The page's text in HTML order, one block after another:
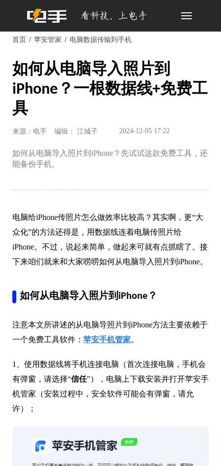
Toggle
首页 苹安管家 电脑数据传输到手机
如何从电脑导入照片到
iPhone？一根数据线+免费工
具
来源：电手 编辑： 江城子 2024-12-05 17:22
如何从电脑导入照片到iPhone？先试试这款免费工具，还
能备份手机。
电脑给iPhone传照片怎么做效率比较高？其实啊，更“大
众化”的方法还得是，用数据线连着电脑传照片给
iPhone。不过，说起来简单，做起来可就有点抓瞎了。接
下来咱们就来和大家唠唠如何从电脑导入照片到iPhone。
如何从电脑导入照片到iPhone？
注意本文所讲述的从电脑导照片到iPhone方法主要依赖于
一个免费工具软件： 苹安手机管家。
1、使用数据线将手机连接电脑（首次连接电脑，手机会
有弹窗，请选择“信任”），电脑上下载安装并打开苹安手
机管家（安装过程中，安全软件可能会有弹窗，请允
许）；